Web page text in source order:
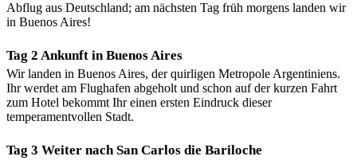
Abflug aus Deutschland; am nächsten Tag früh morgens landen wir
in Buenos Aires!
Tag 2 Ankunft in Buenos Aires
Wir landen in Buenos Aires, der quirligen Metropole Argentiniens.
Ihr werdet am Flughafen abgeholt und schon auf der kurzen Fahrt
zum Hotel bekommt Ihr einen ersten Eindruck dieser
temperamentvollen Stadt.
Tag 3 Weiter nach San Carlos die Bariloche